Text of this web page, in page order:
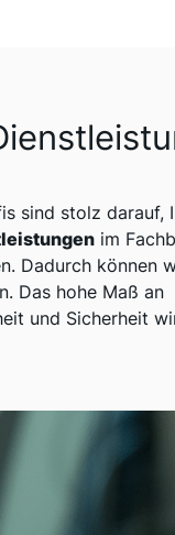
sind stolz darauf,
im
Dadurch können
Das hohe Maß an
und Sicherheit